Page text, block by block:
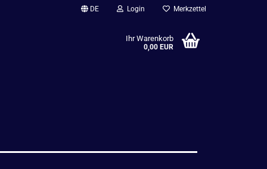
DE Login Merkzettel
Ihr Warenkorb
0,00 EUR